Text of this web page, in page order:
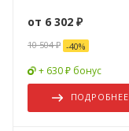
от 6 302 ₽
10 504 ₽ -40%
+ 630 ₽ бонус
ПОДРОБНЕЕ